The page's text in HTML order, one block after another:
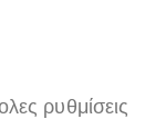
ρυθμίσεις